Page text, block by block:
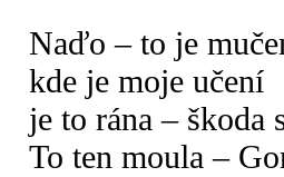
Naďo – to je
kde je moje učení
je to rána – škoda
To ten moula –